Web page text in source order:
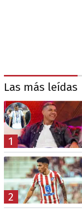
Las más leídas
1
2